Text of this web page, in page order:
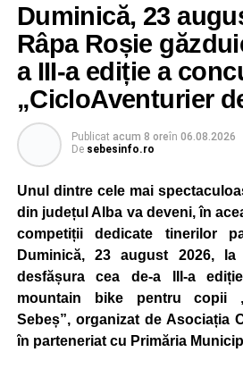
Duminică, 23
Râpa Roșie
a III-a ediție a
„CicloAventurier
Publicat acum 8 oreîn 06.08.2026
De sebesinfo.ro
Unul dintre cele mai
din județul Alba va deveni, în
competiții dedicate tinerilor
Duminică, 23 august 2026,
desfășura cea de-a III-a
mountain bike pentru copii
Sebeș”, organizat de Asociația
în parteneriat cu Primăria